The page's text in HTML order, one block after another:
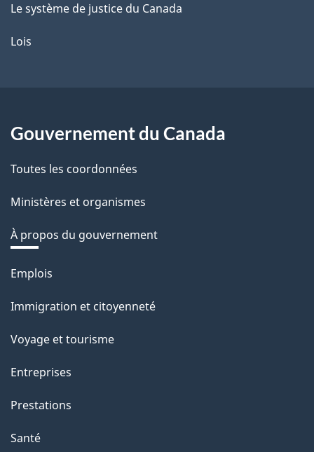
Le système de justice du Canada
Lois
Gouvernement du Canada
Toutes les coordonnées
Ministères et organismes
À propos du gouvernement
Thèmes
sujets
Emplois
Immigration et citoyenneté
Voyage et tourisme
Entreprises
Prestations
Santé